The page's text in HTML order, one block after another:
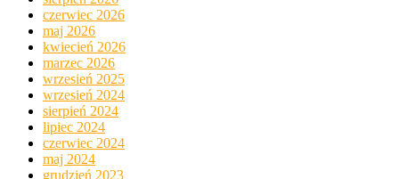
czerwiec 2026
maj 2026
kwiecień 2026
marzec 2026
wrzesień 2025
wrzesień 2024
sierpień 2024
lipiec 2024
czerwiec 2024
maj 2024
grudzień 2023